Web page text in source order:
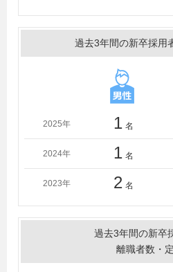
過去3年間の新卒採用
2025年 1 名
2024年 1 名
2023年 2 名
過去3年間の新卒
離職者数・